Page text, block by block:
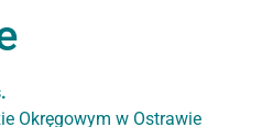
Okręgowym w Ostrawie